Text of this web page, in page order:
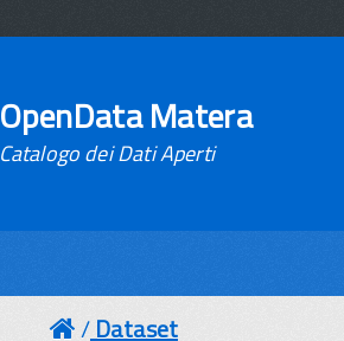
OpenData Matera
Catalogo dei Dati Aperti
Dataset